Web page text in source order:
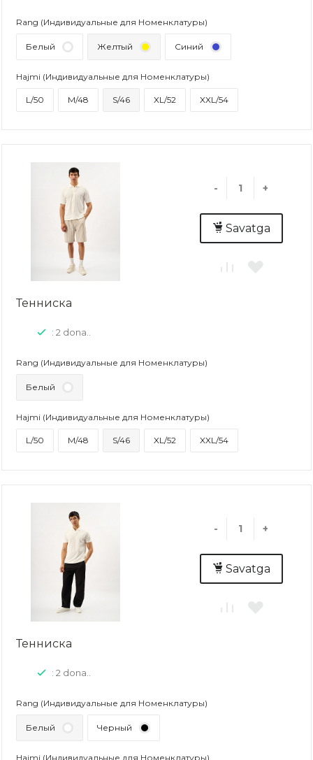
Rang (Индивидуальные для Номенклатуры)
Белый Желтый Синий
Hajmi (Индивидуальные для Номенклатуры)
L/50 M/48 S/46 XL/52 XXL/54
- +
Savatga
Тенниска
: 2 dona..
Rang (Индивидуальные для Номенклатуры)
Белый
Hajmi (Индивидуальные для Номенклатуры)
L/50 M/48 S/46 XL/52 XXL/54
- +
Savatga
Тенниска
: 2 dona..
Rang (Индивидуальные для Номенклатуры)
Белый Черный
Hajmi (Индивидуальные для Номенклатуры)